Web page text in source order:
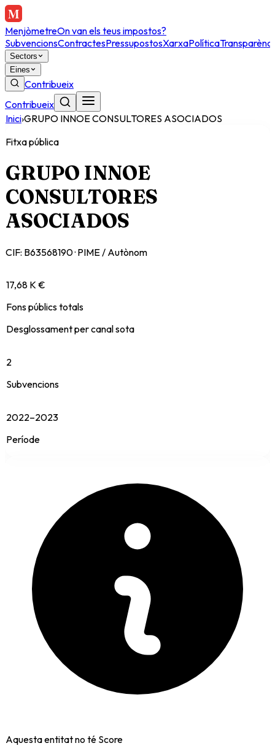
MenjòmetreOn van els teus impostos?
SubvencionsContractesPressupostosXarxaPolítica
Sectors
Eines
Contribueix
Contribueix
Inici›GRUPO INNOE CONSULTORES ASOCIADOS
Fitxa pública
GRUPO INNOE
CONSULTORES
ASOCIADOS
CIF: B63568190· PIME / Autònom
17,68 K €
Fons públics totals
Desglossament per canal sota
2
Subvencions
2022–2023
Període
Aquesta entitat no té Score